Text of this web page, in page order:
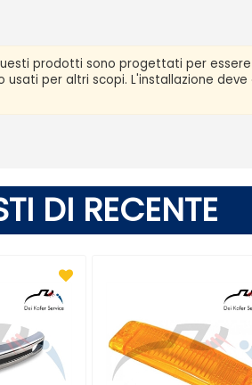
prodotti sono progettati per
usati per altri scopi. L'installazione
DI RECENTE